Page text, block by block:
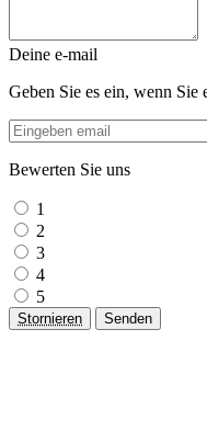
Deine e-mail
Geben Sie es ein, wenn
Bewerten Sie uns
1
2
3
4
5
Stornieren Senden